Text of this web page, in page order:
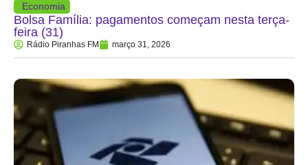
Economia
Bolsa Família: pagamentos começam nesta terça-
feira (31)
Rádio Piranhas FM março 31, 2026